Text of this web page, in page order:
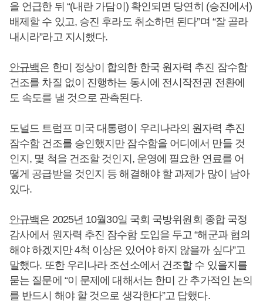
을 언급한 뒤 “(내란 가담이) 확인되면 당연히 (승진에서)
배제할 수 있고, 승진 후라도 취소하면 된다”며 “잘 골라
내시라”라고 지시했다.
안규백은 한미 정상이 합의한 한국 원자력 추진 잠수함
건조를 차질 없이 진행하는 동시에 전시작전권 전환에
도 속도를 낼 것으로 관측된다.
도널드 트럼프 미국 대통령이 우리나라의 원자력 추진
잠수함 건조를 승인했지만 잠수함을 어디에서 만들 것
인지, 몇 척을 건조할 것인지, 운영에 필요한 연료를 어
떻게 공급받을 것인지 등 해결해야 할 과제가 많이 남아
있다.
안규백은 2025년 10월30일 국회 국방위원회 종합 국정
감사에서 원자력 추진 잠수함 도입을 두고 “해군과 협의
해야 하겠지만 4척 이상은 있어야 하지 않을까 싶다”고
말했다. 또한 우리나라 조선소에서 건조할 수 있을지를
묻는 질문에 “이 문제에 대해서는 한미 간 추가적인 논의
를 반드시 해야 할 것으로 생각한다”고 답했다.